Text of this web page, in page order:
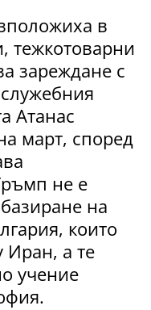
в
тежкотоварни
зареждане с
Атанас
март, според
не е
на
които
Иран, а те
учение